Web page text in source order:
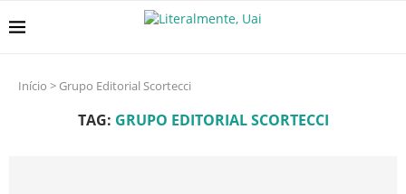
Início > Grupo Editorial Scortecci
TAG: GRUPO EDITORIAL SCORTECCI